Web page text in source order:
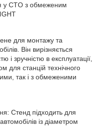
у CTO з oбмeжeним
для монтажу та
Він вирізняється
і зручністю в експлуатації,
для станцій технічного
так і з обмеженими
Стенд підходить для
із діаметром